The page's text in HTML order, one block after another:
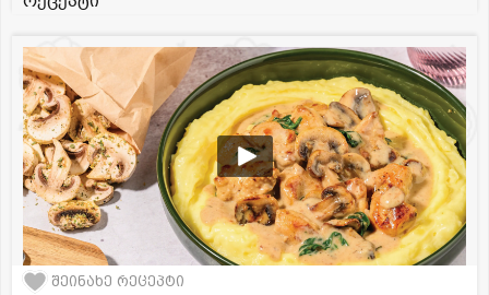
შეინახე რეცეპტი